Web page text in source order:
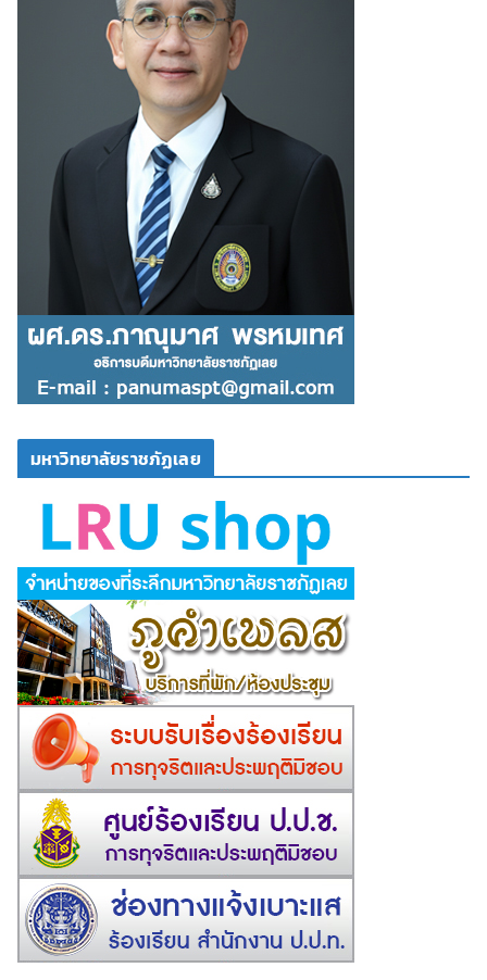
มหาวิทยาลัยราชภัฏเลย